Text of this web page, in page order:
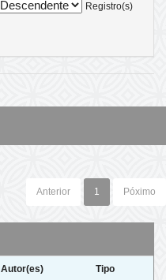
Registro(s)
Anterior 1 Póximo
Autor(es) Tipo